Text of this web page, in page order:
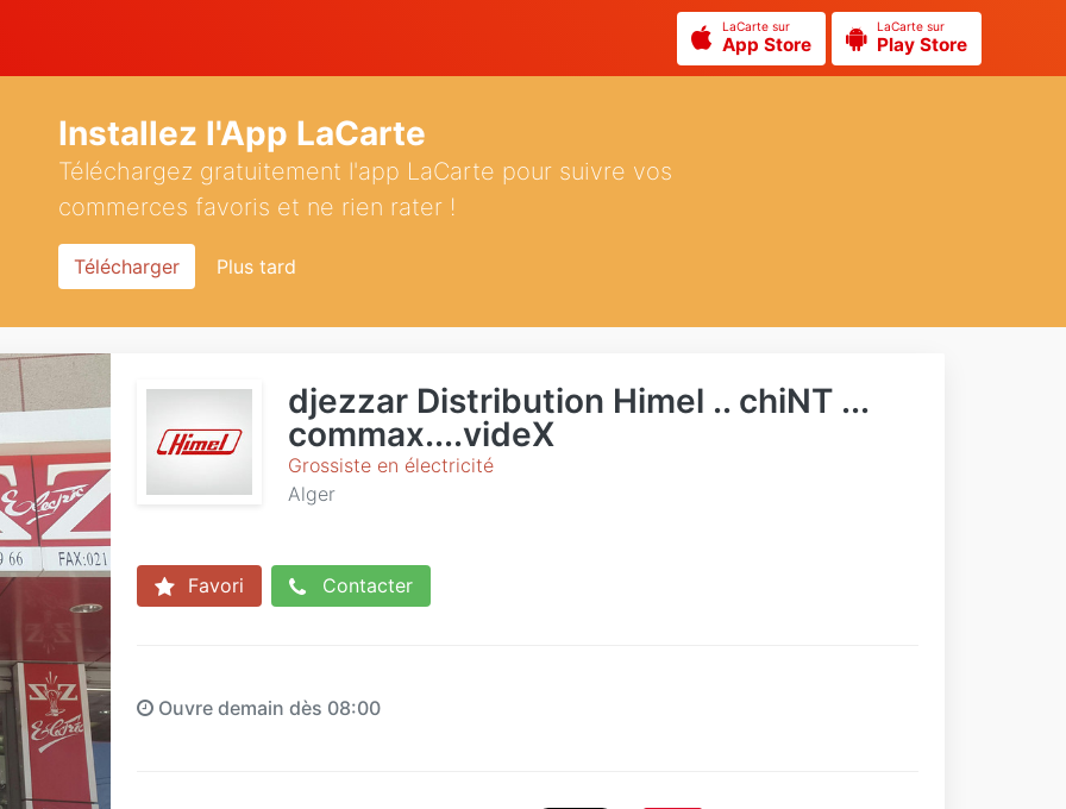
LaCarte sur
App Store
LaCarte sur
Play Store
Installez l'App LaCarte
Téléchargez gratuitement l'app LaCarte pour suivre vos
commerces favoris et ne rien rater !
Télécharger Plus tard
djezzar Distribution Himel .. chiNT ...
commax....videX
Grossiste en électricité
Alger
Favori Contacter
Ouvre demain dès 08:00